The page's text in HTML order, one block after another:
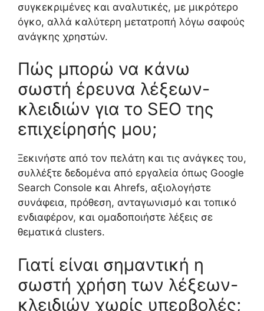
συγκεκριμένες και αναλυτικές, με μικρότερο
όγκο, αλλά καλύτερη μετατροπή λόγω σαφούς
ανάγκης χρηστών.
Πώς μπορώ να κάνω
σωστή έρευνα λέξεων-
κλειδιών για το SEO της
επιχείρησής μου;
Ξεκινήστε από τον πελάτη και τις ανάγκες του,
συλλέξτε δεδομένα από εργαλεία όπως Google
Search Console και Ahrefs, αξιολογήστε
συνάφεια, πρόθεση, ανταγωνισμό και τοπικό
ενδιαφέρον, και ομαδοποιήστε λέξεις σε
θεματικά clusters.
Γιατί είναι σημαντική η
σωστή χρήση των λέξεων-
κλειδιών χωρίς υπερβολές;